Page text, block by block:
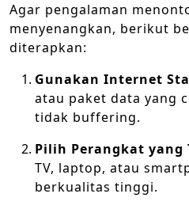
Agar pengalaman
menyenangkan, berikut
diterapkan:
Gunakan Internet
atau paket data yang
tidak buffering.
Pilih Perangkat yang
TV, laptop, atau
berkualitas tinggi.